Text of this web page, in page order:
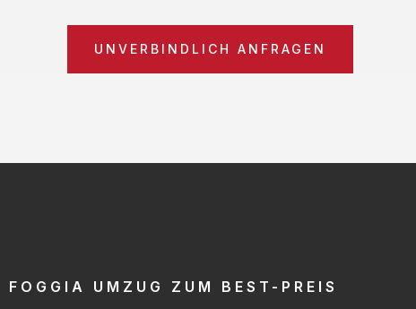
UNVERBINDLICH ANFRAGEN
FOGGIA UMZUG ZUM BEST-PREIS